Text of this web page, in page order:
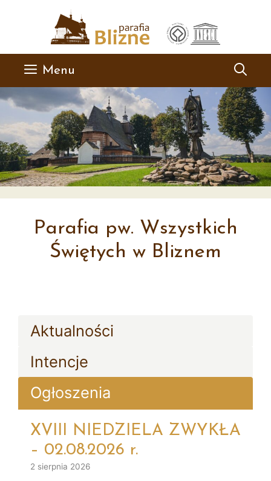
Menu
Parafia pw. Wszystkich
Świętych w Bliznem
Aktualności
Intencje
Ogłoszenia
XVIII NIEDZIELA ZWYKŁA
– 02.08.2026 r.
2 sierpnia 2026